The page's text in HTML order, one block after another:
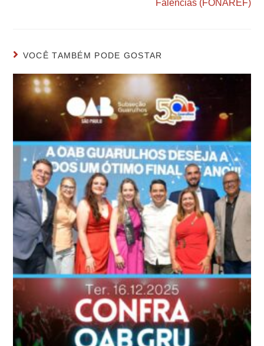
Falências (FONAREF)
VOCÊ TAMBÉM PODE GOSTAR